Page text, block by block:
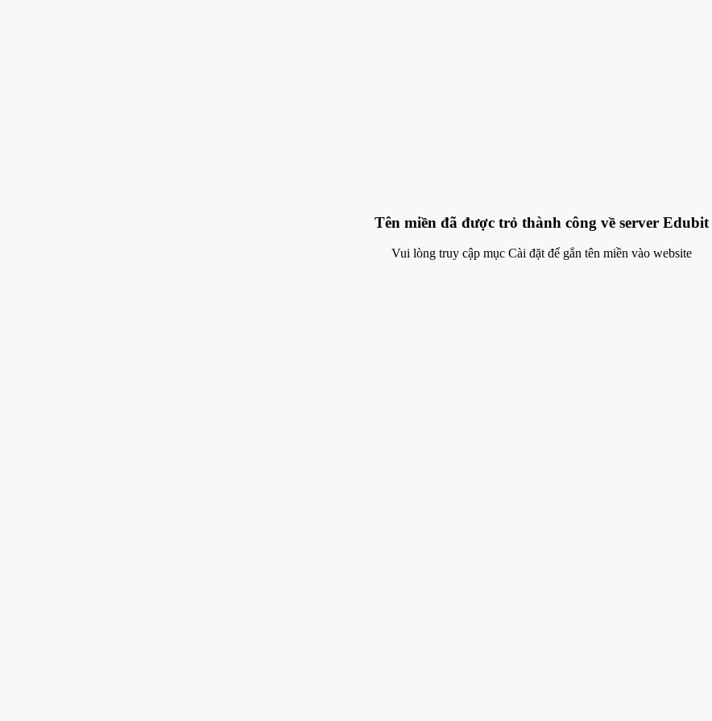
Tên miền đã được trỏ thành công về server Edubit
Vui lòng truy cập mục Cài đặt để gắn tên miền vào website